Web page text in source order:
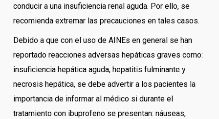
conducir a una insuficiencia renal aguda. Por ello, se
recomienda extremar las precauciones en tales casos.
Debido a que con el uso de AINEs en general se han
reportado reacciones adversas hepáticas graves como:
insuficiencia hepática aguda, hepatitis fulminante y
necrosis hepática, se debe advertir a los pacientes la
importancia de informar al médico si durante el
tratamiento con ibuprofeno se presentan: náuseas,